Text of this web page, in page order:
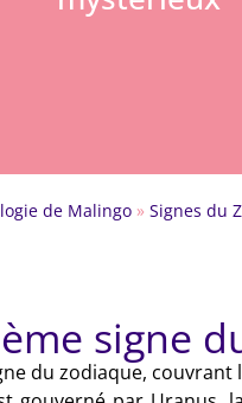
de Malingo » Signes du
signe
du zodiaque,